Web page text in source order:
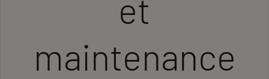
maintenance